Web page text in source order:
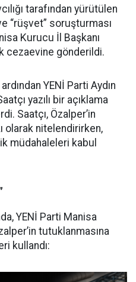
tarafından yürütülen
“rüşvet” soruşturması
Kurucu İl Başkanı
cezaevine gönderildi.
YENİ Parti Aydın
yazılı bir açıklama
Saatçı, Özalper’in
olarak nitelendirirken,
müdahaleleri kabul
YENİ Parti Manisa
tutuklanmasına
kullandı: